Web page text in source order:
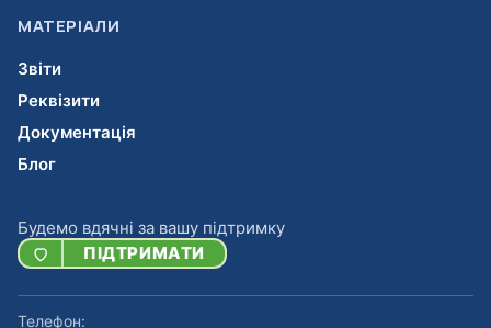
МАТЕРІАЛИ
Звіти
Реквізити
Документація
Блог
Будемо вдячні за вашу підтримку
ПІДТРИМАТИ
Телефон: